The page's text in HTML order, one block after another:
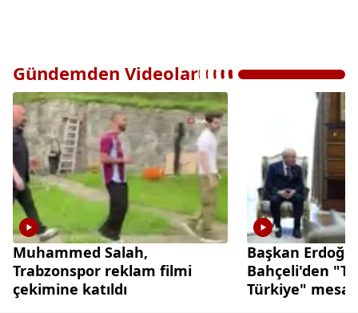
Gündemden Videolar
Muhammed Salah,
Trabzonspor reklam filmi
çekimine katıldı
Başkan
Bahçeli'den
Türkiye" mesajı